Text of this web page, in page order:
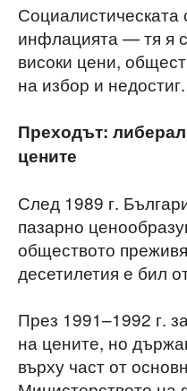
инфлацията — тя я
високи цени,
на избор и недостиг.
Преходът:
цените
След 1989 г.
пазарно
обществото
десетилетия е бил
През 1991–1992 г.
на цените, но
върху част от